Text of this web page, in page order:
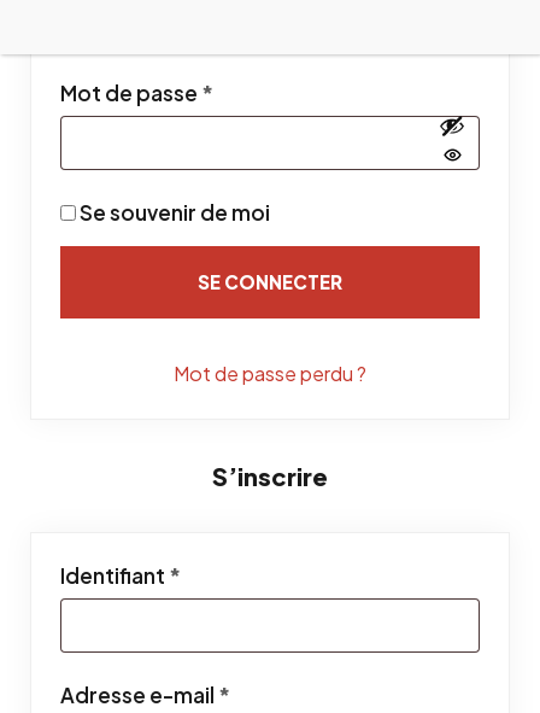
Mot de passe *
Se souvenir de moi
SE CONNECTER
Mot de passe perdu ?
S’inscrire
Identifiant *
Adresse e-mail *